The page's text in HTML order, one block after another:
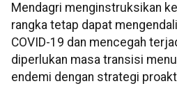
Mendagri menginstruksikan
rangka tetap dapat
COVID-19 dan mencegah
diperlukan masa transisi
endemi dengan strategi